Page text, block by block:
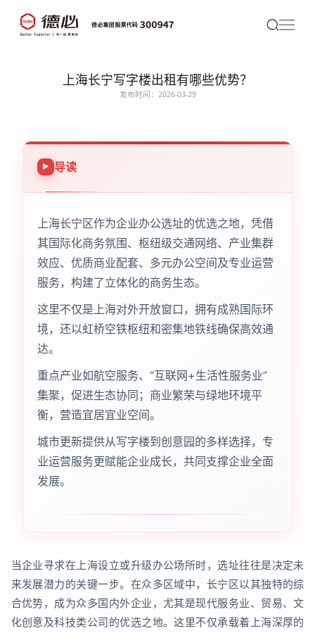
上海长宁写字楼出租有哪些优势？
发布时间：2026-03-29
导读
上海长宁区作为企业办公选址的优选之地，凭借
其国际化商务氛围、枢纽级交通网络、产业集群
效应、优质商业配套、多元办公空间及专业运营
服务，构建了立体化的商务生态。
这里不仅是上海对外开放窗口，拥有成熟国际环
境，还以虹桥空铁枢纽和密集地铁线确保高效通
达。
重点产业如航空服务、“互联网+生活性服务业”
集聚，促进生态协同；商业繁荣与绿地环境平
衡，营造宜居宜业空间。
城市更新提供从写字楼到创意园的多样选择，专
业运营服务更赋能企业成长，共同支撑企业全面
发展。
当企业寻求在上海设立或升级办公场所时，选址往往是决定未
来发展潜力的关键一步。在众多区域中，长宁区以其独特的综
合优势，成为众多国内外企业，尤其是现代服务业、贸易、文
化创意及科技类公司的优选之地。这里不仅承载着上海深厚的